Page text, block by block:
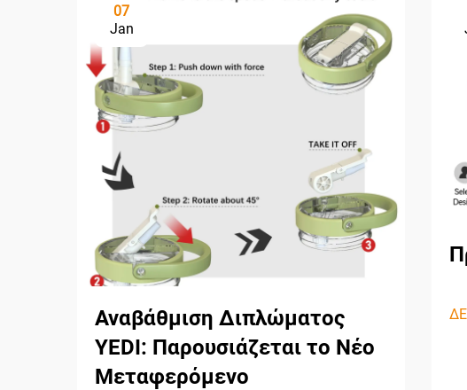
07
Jan
Αναβάθμιση Διπλώματος
YEDI: Παρουσιάζεται το Νέο
Μεταφερόμενο